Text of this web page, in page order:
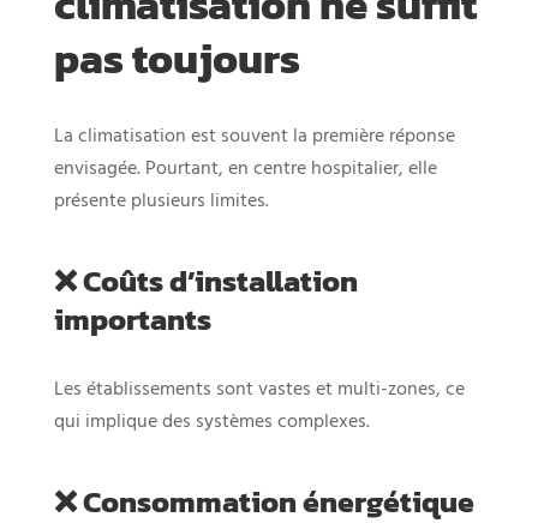
pas toujours
La climatisation est souvent la première réponse
envisagée. Pourtant, en centre hospitalier, elle
présente plusieurs limites.
❌ Coûts d’installation
importants
Les établissements sont vastes et multi-zones, ce
qui implique des systèmes complexes.
❌ Consommation énergétique